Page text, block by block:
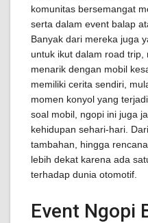
komunitas bersemangat
serta dalam event balap
Banyak dari mereka juga
untuk ikut dalam road
menarik dengan mobil
memiliki cerita sendiri,
momen konyol yang
soal mobil, ngopi ini juga
kehidupan sehari-hari.
tambahan, hingga
lebih dekat karena ada
terhadap dunia otomotif.
Event Ngopi